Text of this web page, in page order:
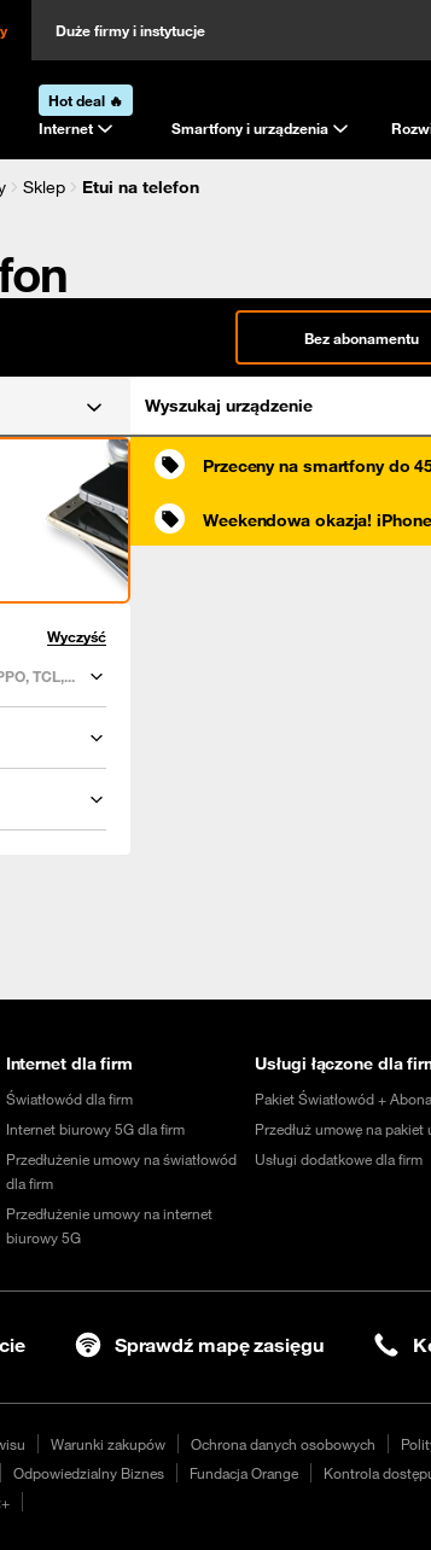
Duże firmy i instytucje
Hot deal 🔥
Internet
Smartfony i urządzenia
Sklep
Etui na telefon
Bez abonamentu
Wyszukaj urządzenie
Wyczyść
TCL,...
Przeceny na smartfony do
Weekendowa okazja!
Internet dla firm
Światłowód dla firm
Internet biurowy 5G dla firm
Przedłużenie umowy na światłowód
dla firm
Przedłużenie umowy na internet
biurowy 5G
Usługi łączone dla
Pakiet Światłowód +
Przedłuż umowę na pakiet
Usługi dodatkowe dla firm
Sprawdź mapę zasięgu
Warunki zakupów Ochrona danych osobowych
Odpowiedzialny Biznes Fundacja Orange Kontrola